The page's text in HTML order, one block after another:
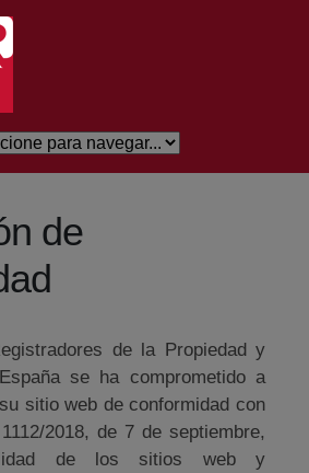
de
de la Propiedad y
se ha comprometido a
sitio web de conformidad con
2018, de 7 de septiembre,
de los sitios web y